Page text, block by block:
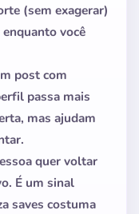
(sem exagerar)
enquanto você
post com
passa mais
mas ajudam
quer voltar
É um sinal
saves costuma